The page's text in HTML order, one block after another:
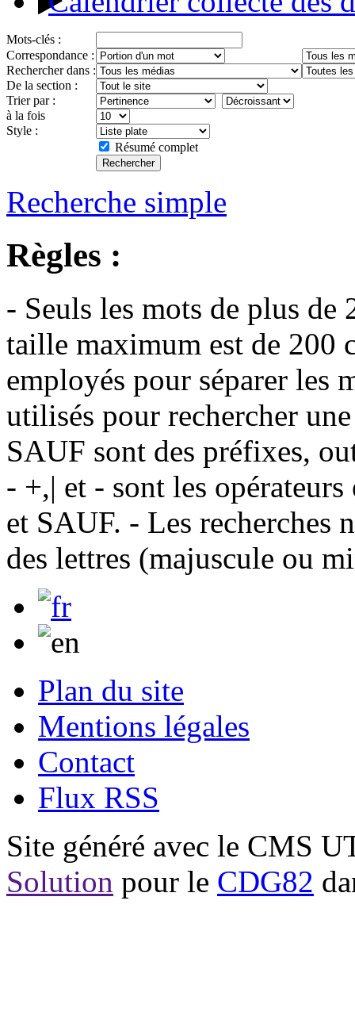
Mots-clés :
Correspondance :
Rechercher dans :
De la section :
Trier par :
à la fois
Style :
Résumé complet
Recherche simple
Règles :
- Seuls les mots de plus de
taille maximum est de 200
employés pour séparer les
utilisés pour rechercher
SAUF sont des préfixes,
- +,| et - sont les
et SAUF. - Les recherches
des lettres (majuscule ou
Plan du site
Mentions légales
Contact
Flux RSS
Site généré avec le CMS
Solution pour le CDG82